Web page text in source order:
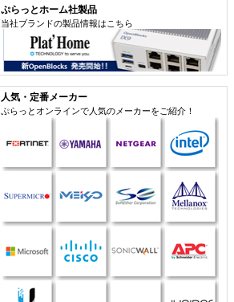
ぷらっとホーム社製品
当社ブランドの製品情報はこちら
人気・定番メーカー
ぷらっとオンラインで人気のメーカーをご紹介！